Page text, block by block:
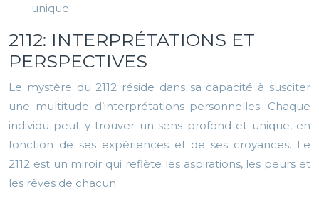
unique.
2112: INTERPRÉTATIONS ET
PERSPECTIVES
Le mystère du 2112 réside dans sa capacité à susciter
une multitude d’interprétations personnelles. Chaque
individu peut y trouver un sens profond et unique, en
fonction de ses expériences et de ses croyances. Le
2112 est un miroir qui reflète les aspirations, les peurs et
les rêves de chacun.